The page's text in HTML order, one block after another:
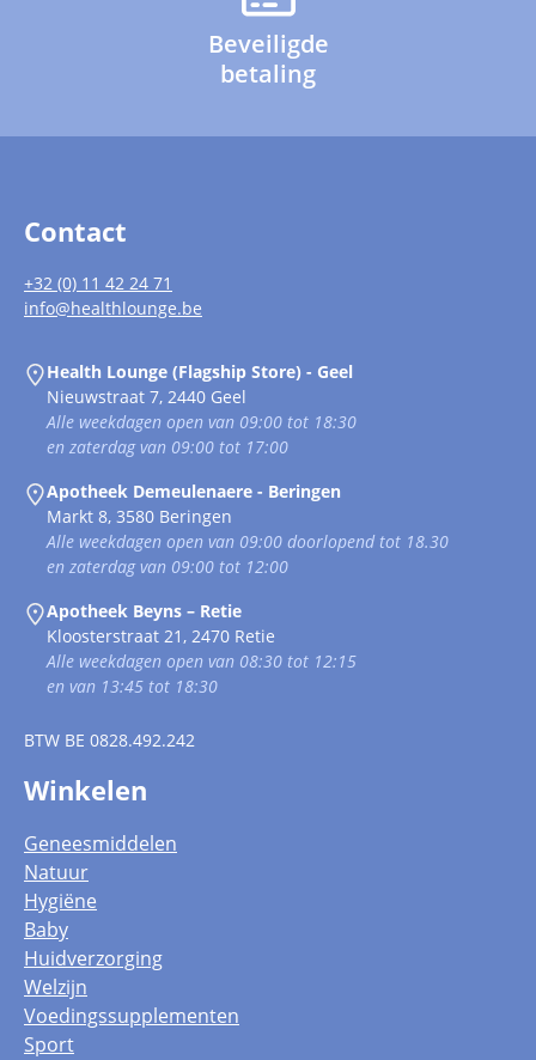
Beveiligde
betaling
Contact
+32 (0) 11 42 24 71
info@healthlounge.be
Health Lounge (Flagship Store) - Geel
Nieuwstraat 7, 2440 Geel
Alle weekdagen open van 09:00 tot 18:30
en zaterdag van 09:00 tot 17:00
Apotheek Demeulenaere - Beringen
Markt 8, 3580 Beringen
Alle weekdagen open van 09:00 doorlopend tot 18.30
en zaterdag van 09:00 tot 12:00
Apotheek Beyns – Retie
Kloosterstraat 21, 2470 Retie
Alle weekdagen open van 08:30 tot 12:15
en van 13:45 tot 18:30
BTW BE 0828.492.242
Winkelen
Geneesmiddelen
Natuur
Hygiëne
Baby
Huidverzorging
Welzijn
Voedingssupplementen
Sport